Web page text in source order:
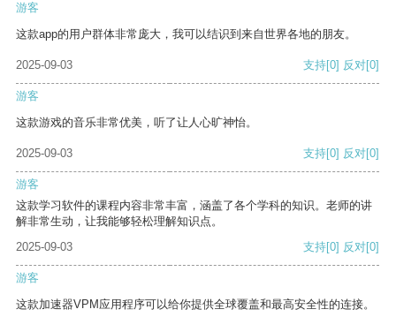
游客
这款app的用户群体非常庞大，我可以结识到来自世界各地的朋友。
2025-09-03 支持[0] 反对[0]
游客
这款游戏的音乐非常优美，听了让人心旷神怡。
2025-09-03 支持[0] 反对[0]
游客
这款学习软件的课程内容非常丰富，涵盖了各个学科的知识。老师的讲
解非常生动，让我能够轻松理解知识点。
2025-09-03
支持[0] 反对[0]
游客
这款加速器VPM应用程序可以给你提供全球覆盖和最高安全性的连接。